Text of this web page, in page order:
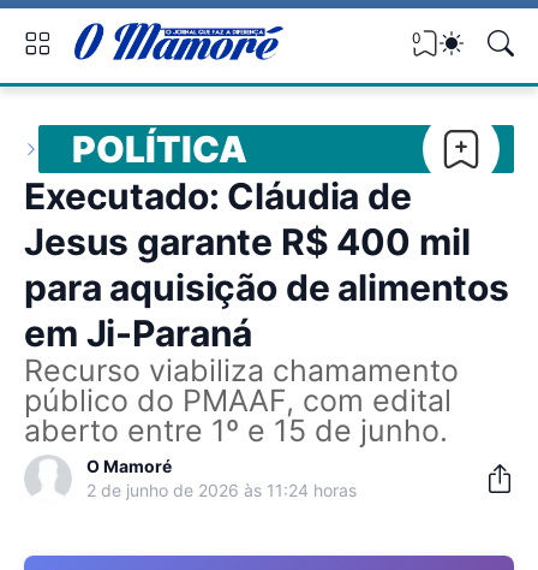
0
POLÍTICA
Executado: Cláudia de
Jesus garante R$ 400 mil
para aquisição de alimentos
em Ji-Paraná
Recurso viabiliza chamamento
público do PMAAF, com edital
aberto entre 1º e 15 de junho.
O Mamoré
2 de junho de 2026 às 11:24 horas